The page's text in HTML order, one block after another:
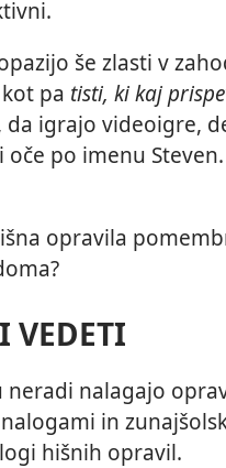
še zlasti v
pa tisti, ki kaj
da igrajo videoigre,
po imenu
opravila
VEDETI
nalagajo
in
hišnih opravil.